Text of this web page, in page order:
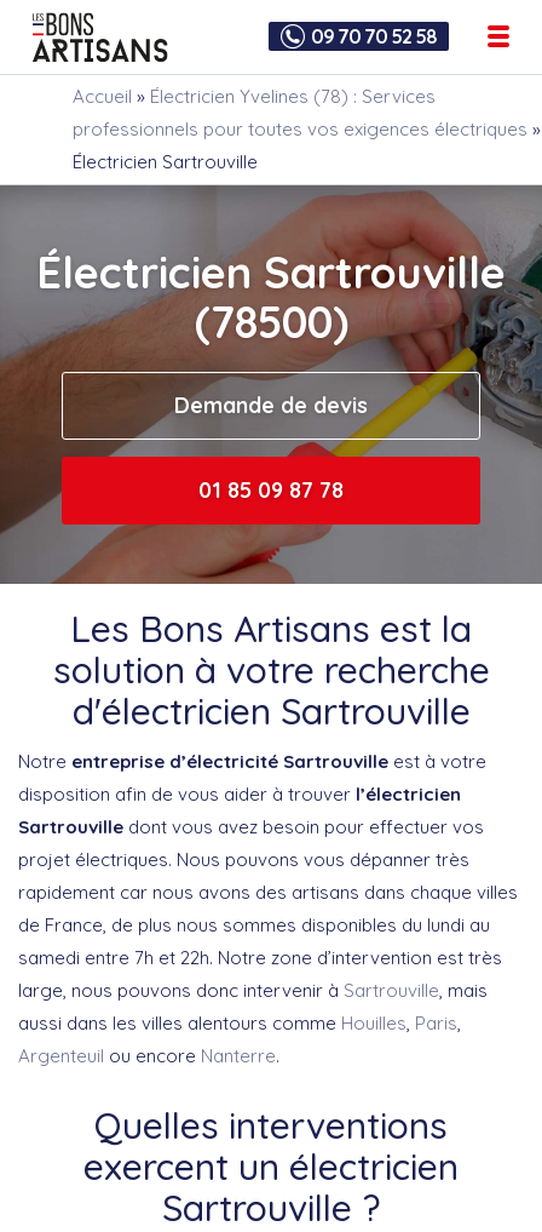
09 70 70 52 58
Accueil » Électricien Yvelines (78) : Services
professionnels pour toutes vos exigences électriques »
Électricien Sartrouville
Électricien Sartrouville
(78500)
Demande de devis
01 85 09 87 78
Les Bons Artisans est la
solution à votre recherche
d'électricien Sartrouville
Notre entreprise d’électricité Sartrouville est à votre
disposition afin de vous aider à trouver l’électricien
Sartrouville dont vous avez besoin pour effectuer vos
projet électriques. Nous pouvons vous dépanner très
rapidement car nous avons des artisans dans chaque villes
de France, de plus nous sommes disponibles du lundi au
samedi entre 7h et 22h. Notre zone d’intervention est très
large, nous pouvons donc intervenir à Sartrouville , mais
aussi dans les villes alentours comme Houilles Paris
Argenteuil ou encore Nanterre.
Quelles interventions
exercent un électricien
Sartrouville ?